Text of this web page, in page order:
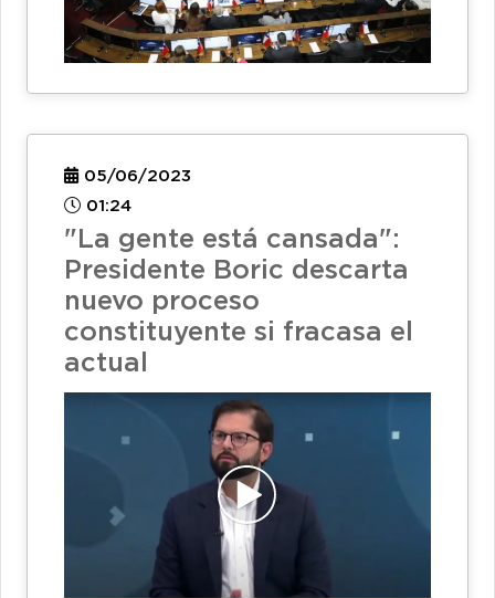
05/06/2023
01:24
"La gente está cansada":
Presidente Boric descarta
nuevo proceso
constituyente si fracasa el
actual